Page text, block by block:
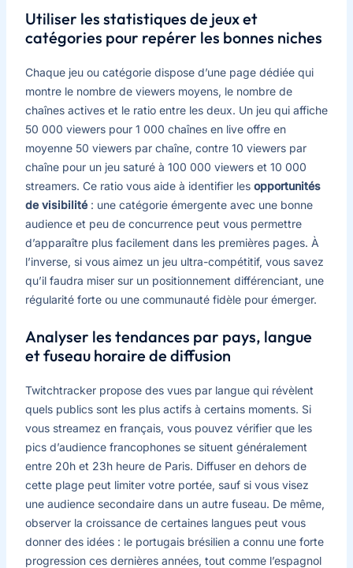
Utiliser les statistiques de jeux et
catégories pour repérer les bonnes niches
Chaque jeu ou catégorie dispose d’une page dédiée qui
montre le nombre de viewers moyens, le nombre de
chaînes actives et le ratio entre les deux. Un jeu qui affiche
50 000 viewers pour 1 000 chaînes en live offre en
moyenne 50 viewers par chaîne, contre 10 viewers par
chaîne pour un jeu saturé à 100 000 viewers et 10 000
streamers. Ce ratio vous aide à identifier les opportunités
de visibilité: une catégorie émergente avec une bonne
audience et peu de concurrence peut vous permettre
d’apparaître plus facilement dans les premières pages. À
l’inverse, si vous aimez un jeu ultra-compétitif, vous savez
qu’il faudra miser sur un positionnement différenciant, une
régularité forte ou une communauté fidèle pour émerger.
Analyser les tendances par pays, langue
et fuseau horaire de diffusion
Twitchtracker propose des vues par langue qui révèlent
quels publics sont les plus actifs à certains moments. Si
vous streamez en français, vous pouvez vérifier que les
pics d’audience francophones se situent généralement
entre 20h et 23h heure de Paris. Diffuser en dehors de
cette plage peut limiter votre portée, sauf si vous visez
une audience secondaire dans un autre fuseau. De même,
observer la croissance de certaines langues peut vous
donner des idées : le portugais brésilien a connu une forte
progression ces dernières années, tout comme l’espagnol